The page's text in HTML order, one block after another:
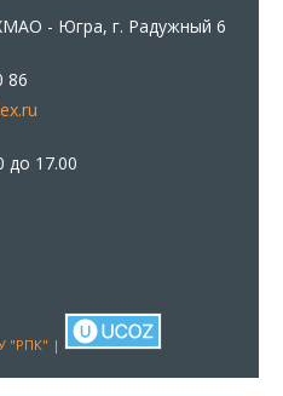
- Югра, г. Радужный 6
86
до 17.00
"РПК" |